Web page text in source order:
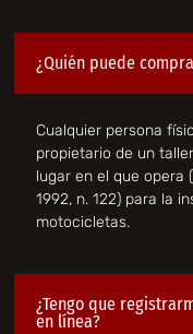
¿Quién puede
Cualquier persona
propietario de un
lugar en el que opera
1992, n. 122) para la
motocicletas.
¿Tengo que
en línea?